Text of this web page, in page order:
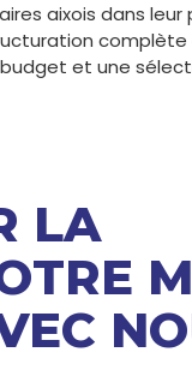
aixois dans
complète
et une
LA